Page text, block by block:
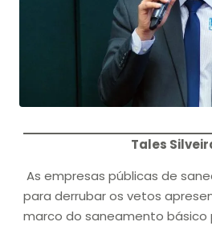
Tales
As empresas públicas de
para derrubar os vetos
marco do saneamento básico